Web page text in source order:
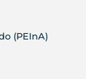
(PEInA)